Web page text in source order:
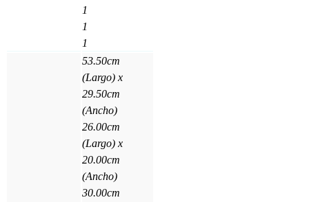
1
1
1
53.50cm
(Largo) x
29.50cm
(Ancho)
26.00cm
(Largo) x
20.00cm
(Ancho)
30.00cm